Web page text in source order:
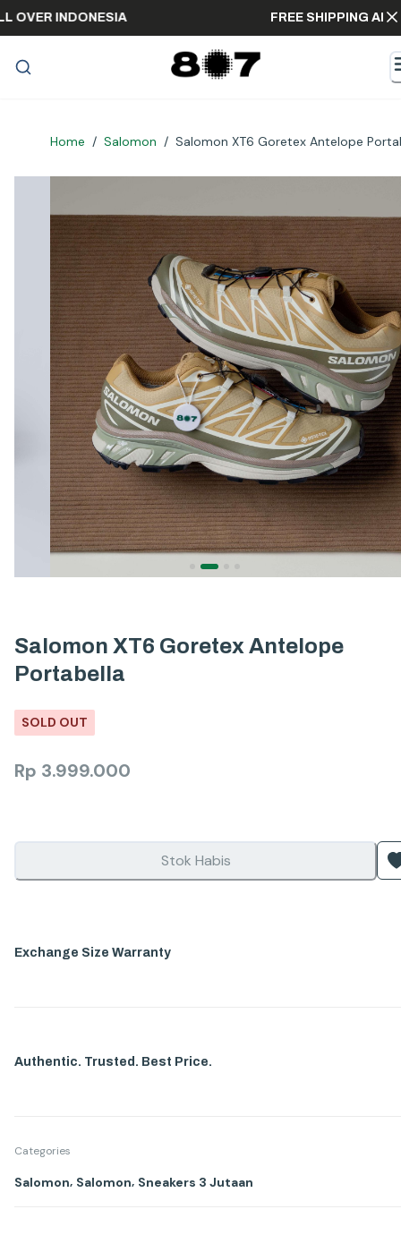
ALL OVER INDONESIA FREE SHIPPING
Home / Salomon / Salomon XT6 Goretex Antelope
Salomon XT6 Goretex Antelope
Portabella
SOLD OUT
Rp 3.999.000
Stok Habis
Exchange Size Warranty
Authentic. Trusted. Best Price.
Categories
Salomon Salomon Sneakers 3 Jutaan